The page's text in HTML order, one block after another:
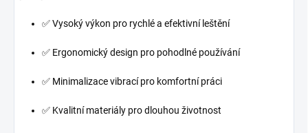
✅ Vysoký výkon pro rychlé a efektivní leštění
✅ Ergonomický design pro pohodlné používání
✅ Minimalizace vibrací pro komfortní práci
✅ Kvalitní materiály pro dlouhou životnost